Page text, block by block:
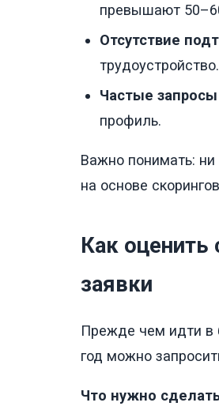
превышают
Отсутствие
трудоустройство.
Частые
профиль.
Важно понимать: ни
на основе
Как
заявки
Прежде чем идти в
год можно
Что нужно